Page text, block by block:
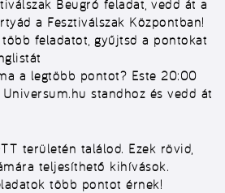
Beugró feladat, vedd át a
a Fesztiválszak Központban!
feladatot, gyűjtsd a pontokat
a legtöbb pontot? Este 20:00
standhoz és vedd át
területén találod. Ezek rövid,
teljesíthető kihívások.
több pontot érnek!